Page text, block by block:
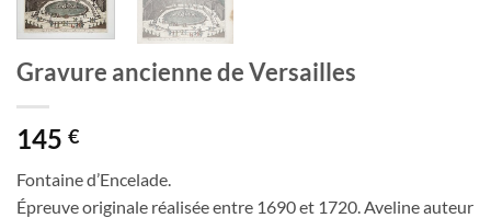
Gravure ancienne de Versailles
145 €
Fontaine d’Encelade.
Épreuve originale réalisée entre 1690 et 1720. Aveline auteur